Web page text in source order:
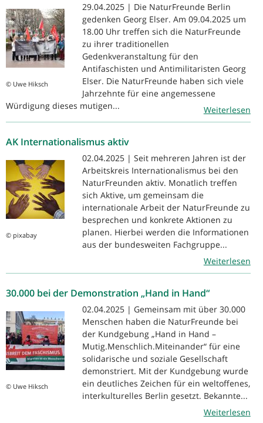
© Uwe Hiksch
29.04.2025 | Die NaturFreunde Berlin
gedenken Georg Elser. Am 09.04.2025 um
18.00 Uhr treffen sich die NaturFreunde
zu ihrer traditionellen
Gedenkveranstaltung für den
Antifaschisten und Antimilitaristen Georg
Elser. Die NaturFreunde haben sich viele
Jahrzehnte für eine angemessene
Würdigung dieses mutigen...
Weiterlesen
AK Internationalismus aktiv
© pixabay
02.04.2025 | Seit mehreren Jahren ist der
Arbeitskreis Internationalismus bei den
NaturFreunden aktiv. Monatlich treffen
sich Aktive, um gemeinsam die
internationale Arbeit der NaturFreunde zu
besprechen und konkrete Aktionen zu
planen. Hierbei werden die Informationen
aus der bundesweiten Fachgruppe...
Weiterlesen
30.000 bei der Demonstration „Hand in Hand“
© Uwe Hiksch
02.04.2025 | Gemeinsam mit über 30.000
Menschen haben die NaturFreunde bei
der Kundgebung „Hand in Hand –
Mutig.Menschlich.Miteinander“ für eine
solidarische und soziale Gesellschaft
demonstriert. Mit der Kundgebung wurde
ein deutliches Zeichen für ein weltoffenes,
interkulturelles Berlin gesetzt. Bekannte...
Weiterlesen